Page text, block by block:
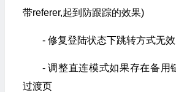
带referer,起到防跟踪的效果)
- 修复登陆状态下跳转方式无
- 调整直连模式如果存在备用
过渡页